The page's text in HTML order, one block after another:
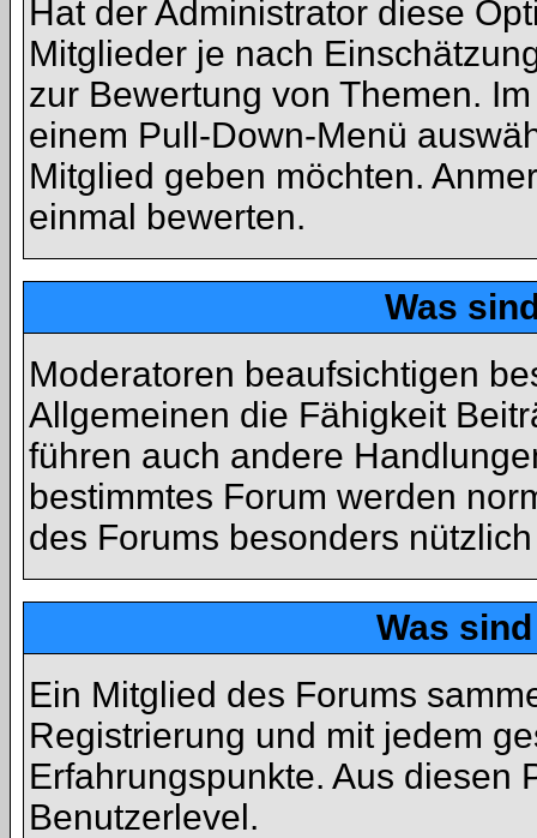
Hat der Administrator diese
Mitglieder je nach
zur Bewertung von Themen.
einem Pull-Down-Menü
Mitglied geben möchten.
einmal bewerten.
Was
Moderatoren beaufsichtigen
Allgemeinen die Fähigkeit
führen auch andere
bestimmtes Forum werden
des Forums besonders
Was
Ein Mitglied des Forums
Registrierung und mit jedem
Erfahrungspunkte. Aus diesen
Benutzerlevel.